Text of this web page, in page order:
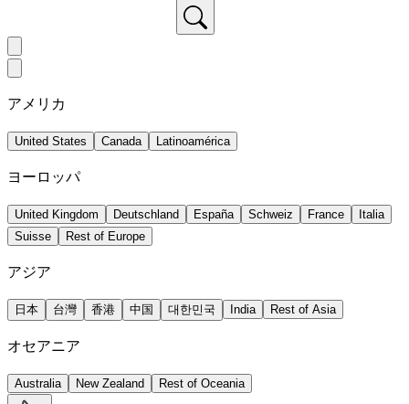
アメリカ
United States Canada Latinoamérica
ヨーロッパ
United Kingdom Deutschland España Schweiz France
Italia
Suisse
Rest of Europe
アジア
日本 台灣 香港 中国 대한민국 India Rest of Asia
オセアニア
Australia New Zealand Rest of Oceania